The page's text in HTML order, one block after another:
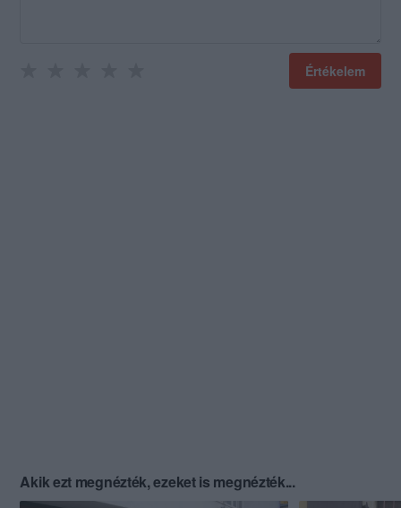
Értékelem
Akik ezt megnézték, ezeket is megnézték...